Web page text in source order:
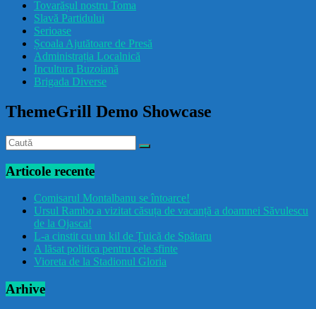
drăcușorulbuzoian
Tovarășul nostru Toma
Slavă Partidului
Serioase
Școala Ajutătoare de Presă
Administrația Localnică
Incultura Buzoiană
Brigada Diverse
ThemeGrill Demo Showcase
Articole recente
Comisarul Montalbanu se întoarce!
Ursul Rambo a vizitat căsuța de vacanță a doamnei Săvulescu
de la Ojasca!
L-a cinstit cu un kil de Țuică de Spătaru
A lăsat politica pentru cele sfinte
Vioreta de la Stadionul Gloria
Arhive